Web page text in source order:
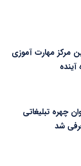
مرکز مهارت آموزی
چهره تبلیغاتی
شد